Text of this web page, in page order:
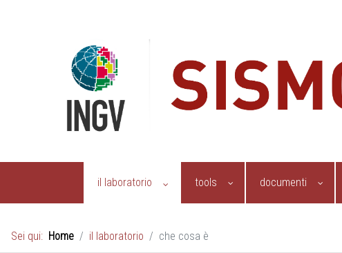
il laboratorio tools documenti
Sei qui: Home il laboratorio che cosa è